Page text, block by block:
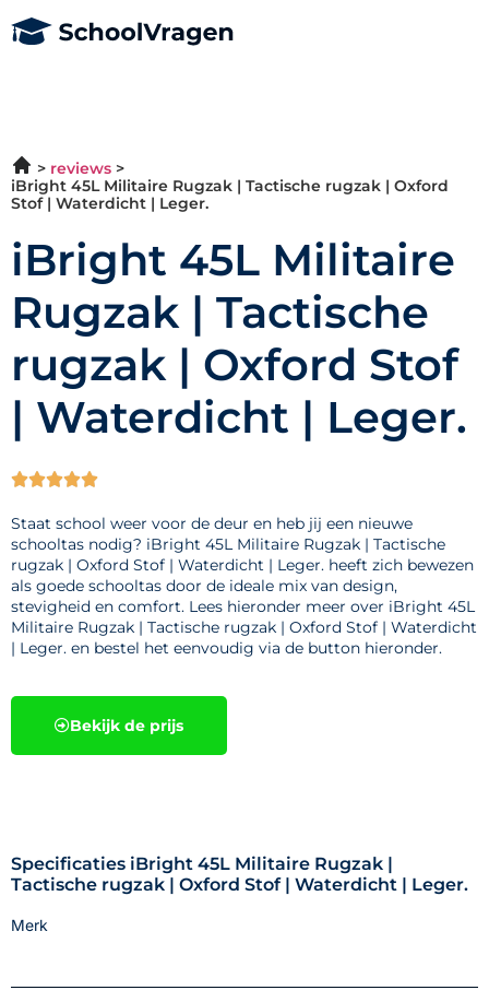
reviews
iBright 45L Militaire Rugzak | Tactische rugzak | Oxford
Stof | Waterdicht | Leger.
iBright 45L Militaire
Rugzak | Tactische
rugzak | Oxford Stof
| Waterdicht | Leger.

Staat school weer voor de deur en heb jij een nieuwe
schooltas nodig? iBright 45L Militaire Rugzak | Tactische
rugzak | Oxford Stof | Waterdicht | Leger. heeft zich bewezen
als goede schooltas door de ideale mix van design,
stevigheid en comfort. Lees hieronder meer over iBright 45L
Militaire Rugzak | Tactische rugzak | Oxford Stof | Waterdicht
| Leger. en bestel het eenvoudig via de button hieronder.
Bekijk de prijs
Specificaties iBright 45L Militaire Rugzak |
Tactische rugzak | Oxford Stof | Waterdicht | Leger.
Merk